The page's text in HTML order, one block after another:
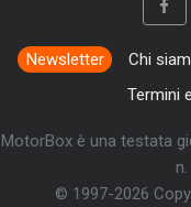
Newsletter Chi
Termini
MotorBox è una testata
© 1997-2026